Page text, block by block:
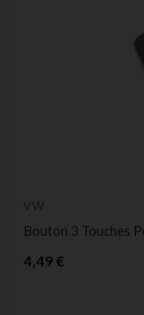
VW
Bouton 3 Touches
4,49 €